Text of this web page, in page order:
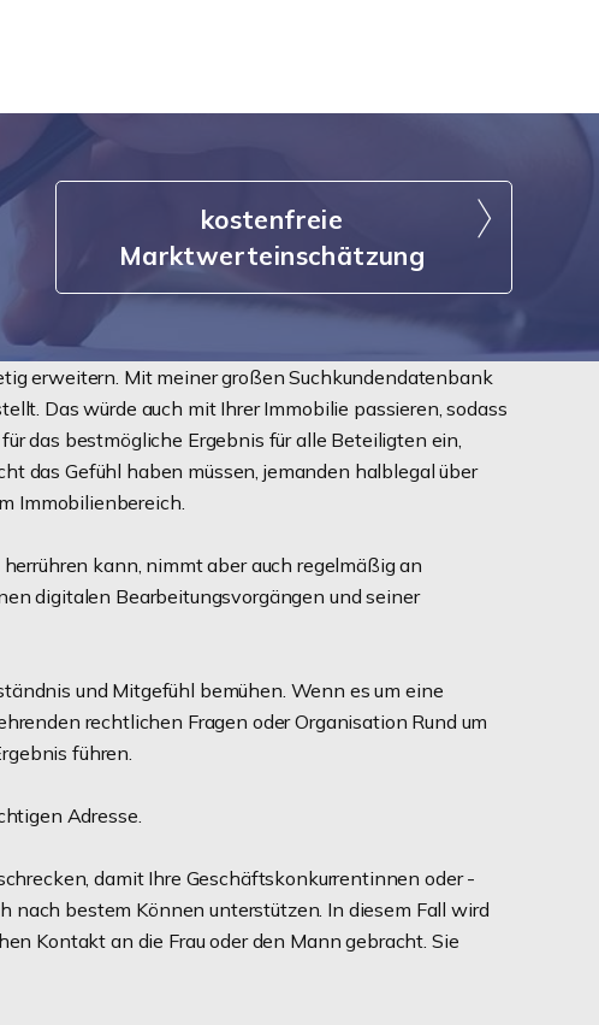
kostenfreie
Marktwerteinschätzung
erweitern. Mit meiner großen Suchkundendatenbank
Das würde auch mit Ihrer Immobilie passieren, sodass
das bestmögliche Ergebnis für alle Beteiligten ein,
das Gefühl haben müssen, jemanden halblegal über
Immobilienbereich.
kann, nimmt aber auch regelmäßig an
digitalen Bearbeitungsvorgängen und seiner
und Mitgefühl bemühen. Wenn es um eine
rechtlichen Fragen oder Organisation Rund um
führen.
Adresse.
damit Ihre Geschäftskonkurrentinnen oder -
nach bestem Können unterstützen. In diesem Fall wird
Kontakt an die Frau oder den Mann gebracht. Sie